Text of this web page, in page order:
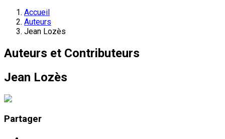
Accueil
Auteurs
Jean Lozès
Auteurs et Contributeurs
Jean Lozès
Partager